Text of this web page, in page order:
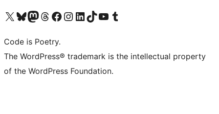
Navštivte náš účet na X (dříve Twitter)
Navštivte náš Bluesky účetNavštivte náš účet Mastodon
Navštivte náš Threads účetNavštivte naši stránku na Facebooku
Navštivte náš Instagram účetNavštivte náš LinkedIn účetNavštivte náš TikTok účetNavštivte náš YouTube kanálNavštivte náš Tumblr účet
Code is Poetry.
The WordPress® trademark is the intellectual property
of the WordPress Foundation.